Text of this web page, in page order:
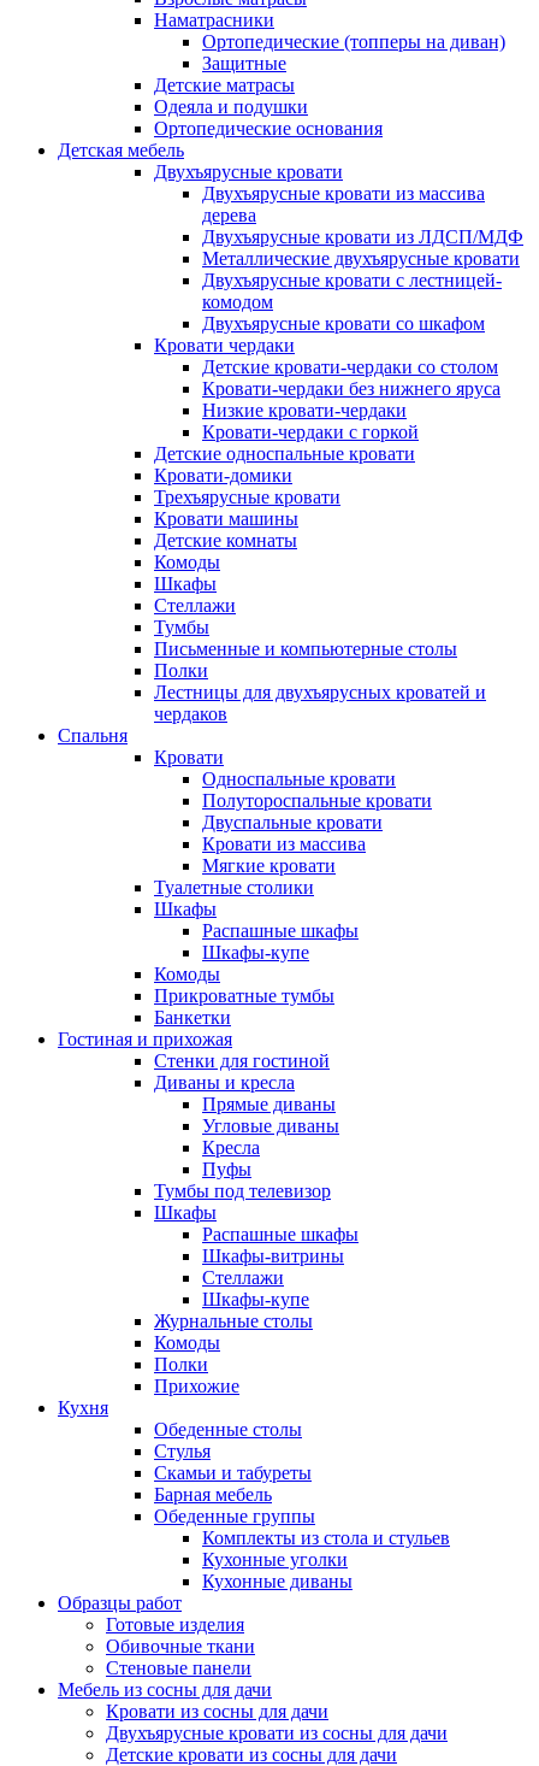
Наматрасники
Ортопедические (топперы на диван)
Защитные
Детские матрасы
Одеяла и подушки
Ортопедические основания
Детская мебель
Двухъярусные кровати
Двухъярусные кровати из массива
дерева
Двухъярусные кровати из ЛДСП/МДФ
Металлические двухъярусные кровати
Двухъярусные кровати с лестницей-
комодом
Двухъярусные кровати со шкафом
Кровати чердаки
Детские кровати-чердаки со столом
Кровати-чердаки без нижнего яруса
Низкие кровати-чердаки
Кровати-чердаки с горкой
Детские односпальные кровати
Кровати-домики
Трехъярусные кровати
Кровати машины
Детские комнаты
Комоды
Шкафы
Стеллажи
Тумбы
Письменные и компьютерные столы
Полки
Лестницы для двухъярусных кроватей и
чердаков
Спальня
Кровати
Односпальные кровати
Полутороспальные кровати
Двуспальные кровати
Кровати из массива
Мягкие кровати
Туалетные столики
Шкафы
Распашные шкафы
Шкафы-купе
Комоды
Прикроватные тумбы
Банкетки
Гостиная и прихожая
Стенки для гостиной
Диваны и кресла
Прямые диваны
Угловые диваны
Кресла
Пуфы
Тумбы под телевизор
Шкафы
Распашные шкафы
Шкафы-витрины
Стеллажи
Шкафы-купе
Журнальные столы
Комоды
Полки
Прихожие
Кухня
Обеденные столы
Стулья
Скамьи и табуреты
Барная мебель
Обеденные группы
Комплекты из стола и стульев
Кухонные уголки
Кухонные диваны
Образцы работ
Готовые изделия
Обивочные ткани
Стеновые панели
Мебель из сосны для дачи
Кровати из сосны для дачи
Двухъярусные кровати из сосны для дачи
Детские кровати из сосны для дачи